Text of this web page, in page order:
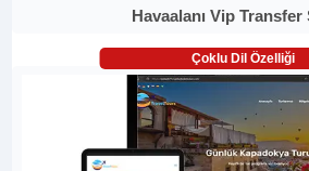
Havaalanı Vip
Çoklu Dil Özelliği